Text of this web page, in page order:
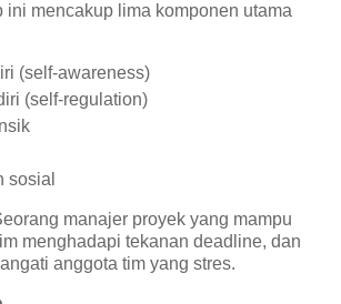
ini mencakup lima komponen utama
(self-awareness)
(self-regulation)
sosial
manajer proyek yang mampu
menghadapi tekanan deadline, dan
anggota tim yang stres.